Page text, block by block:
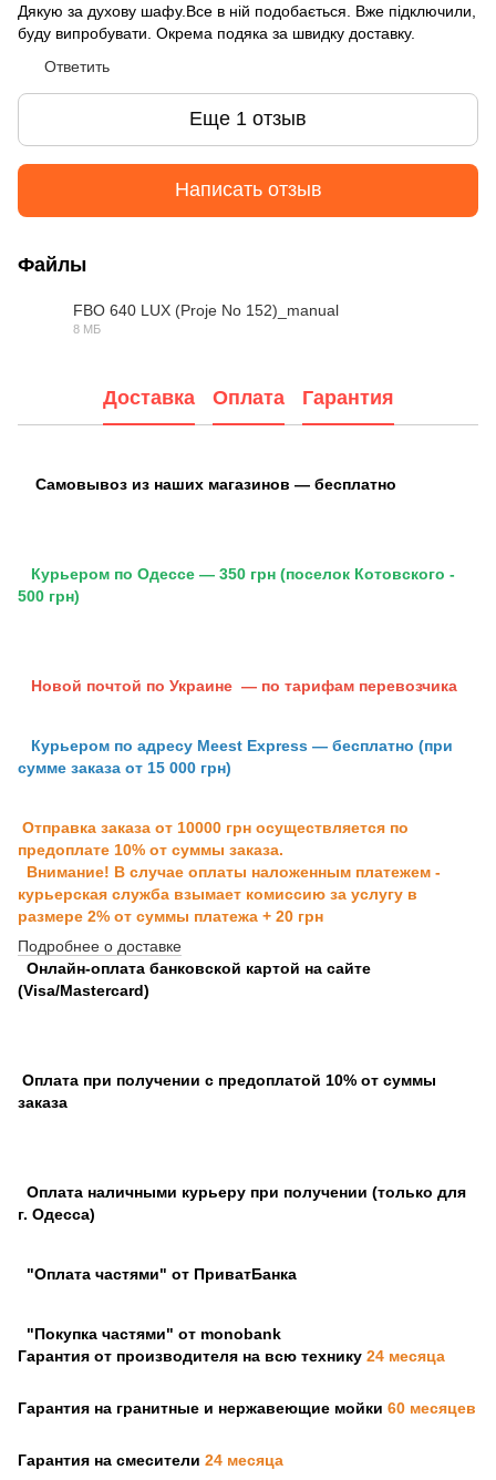
Дякую за духову шафу.Все в ній подобається. Вже підключили,
буду випробувати. Окрема подяка за швидку доставку.
Ответить
Еще 1 отзыв
Написать отзыв
Файлы
FBO 640 LUX (Proje No 152)_manual
8 МБ
Доставка Оплата Гарантия
Самовывоз из наших магазинов — бесплатно
Курьером по Одессе — 350 грн (поселок Котовского -
500 грн)
Новой почтой по Украине — по тарифам перевозчика
Курьером по адресу Meest Express — бесплатно (при
сумме заказа от 15 000 грн)
Отправка заказа от 10000 грн осуществляется по
предоплате 10% от суммы заказа.
Внимание! В случае оплаты наложенным платежем -
курьерская служба взымает комиссию за услугу в
размере 2% от суммы платежа + 20 грн
Подробнее о доставке
Онлайн-оплата банковской картой на сайте
(Visa/Mastercard)
Оплата при получении с предоплатой 10% от суммы
заказа
Оплата наличными курьеру при получении (только для
г. Одесса)
"Оплата частями" от ПриватБанка
"Покупка частями" от monobank
Гарантия от производителя на всю технику 24 месяца
Гарантия на гранитные и нержавеющие мойки 60 месяцев
Гарантия на смесители 24 месяца